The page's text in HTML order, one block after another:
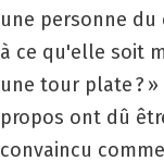
une personne
à ce qu'elle soit
une tour plate ?
propos ont dû
convaincu